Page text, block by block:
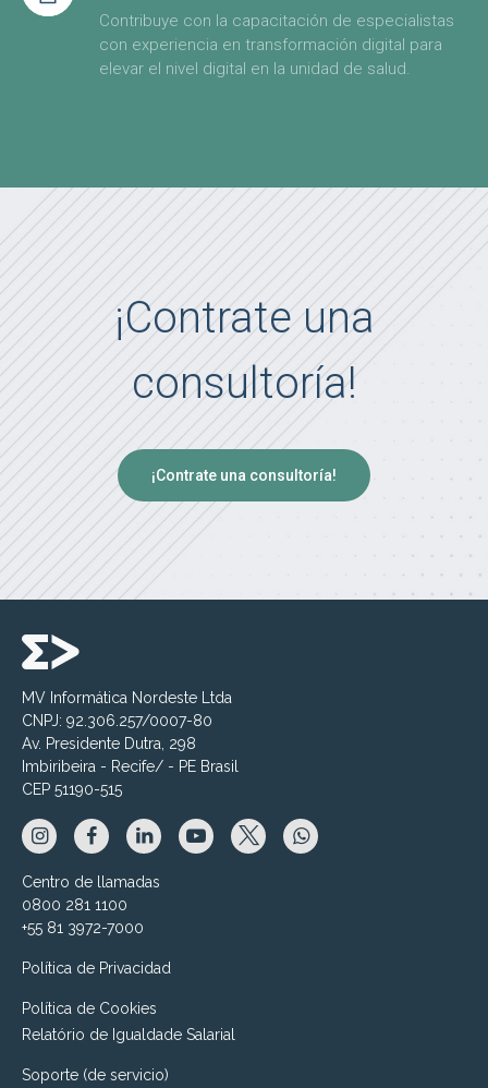
Contribuye con la capacitación de especialistas
con experiencia en transformación digital para
elevar el nivel digital en la unidad de salud.
¡Contrate una
consultoría!
¡Contrate una consultoría!
MV Informática Nordeste Ltda
CNPJ: 92.306.257/0007-80
Av. Presidente Dutra, 298
Imbiribeira - Recife/ - PE Brasil
CEP 51190-515
Centro de llamadas
0800 281 1100
+55 81 3972-7000
Política de Privacidad
Política de Cookies
Relatório de Igualdade Salarial
Soporte (de servicio)